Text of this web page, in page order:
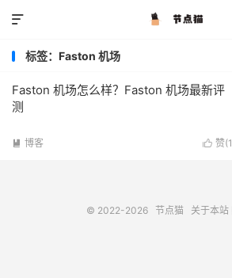

标签：Faston 机场
Faston 机场怎么样？Faston 机场最新评
测
 赞(1
 博客
© 2022-2026 节点猫 关于本站